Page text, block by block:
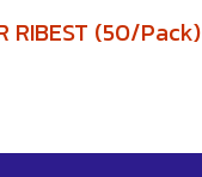
RIBEST (50/Pack)